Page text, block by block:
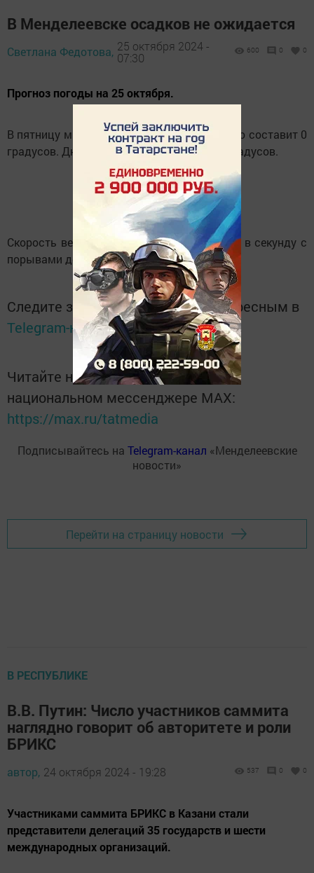
В Менделеевске осадков не ожидается
Светлана Федотова, 25 октября 2024 -
07:30
600 0 0
Прогноз погоды на 25 октября.
В пятницу минимальная температура ночью составит 0
градусов. Днем воздух прогреется до +8 градусов.
Скорость ветра составит от 2 до 3 метров в секунду с
порывами до 7 метров в секунду.
Следите за самым важным и интересным в
Telegram-каналеТатмедиа
Читайте новости Татарстана в
национальном мессенджере MАХ:
https://max.ru/tatmedia
Подписывайтесь на Telegram-канал «Менделеевские
новости»
Перейти на страницу новости
В РЕСПУБЛИКЕ
В.В. Путин: Число участников саммита
наглядно говорит об авторитете и роли
БРИКС
автор, 24 октября 2024 - 19:28 537 0 0
Участниками саммита БРИКС в Казани стали
представители делегаций 35 государств и шести
международных организаций.